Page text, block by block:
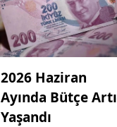
2026 Haziran
Ayında Bütçe
Yaşandı